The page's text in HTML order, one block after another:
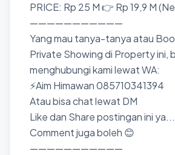
PRICE: Rp 25 M 👉 Rp 19,9 M
———————————
Yang mau tanya-tanya atau
Private Showing di Property ini,
menghubungi kami lewat WA:
⚡Aim Himawan 085710341394
Atau bisa chat lewat DM
Like dan Share postingan ini
Comment juga boleh 😊
———————————